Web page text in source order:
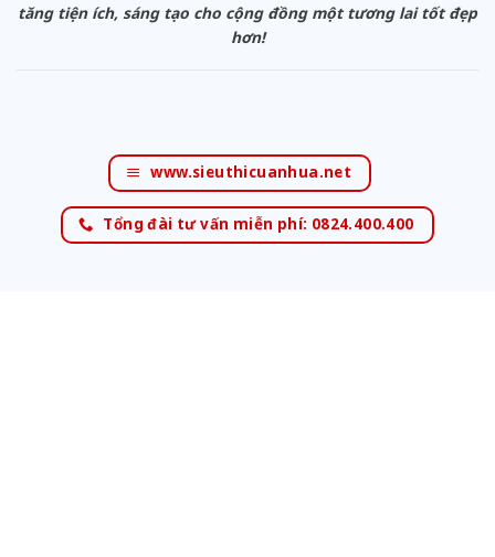
tăng tiện ích, sáng tạo cho cộng đồng một tương lai tốt đẹp
hơn!
www.sieuthicuanhua.net
Tổng đài tư vấn miễn phí: 0824.400.400